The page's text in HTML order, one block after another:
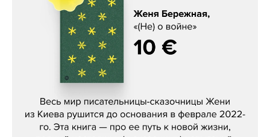
Женя Бережная, «(Не) о войне»